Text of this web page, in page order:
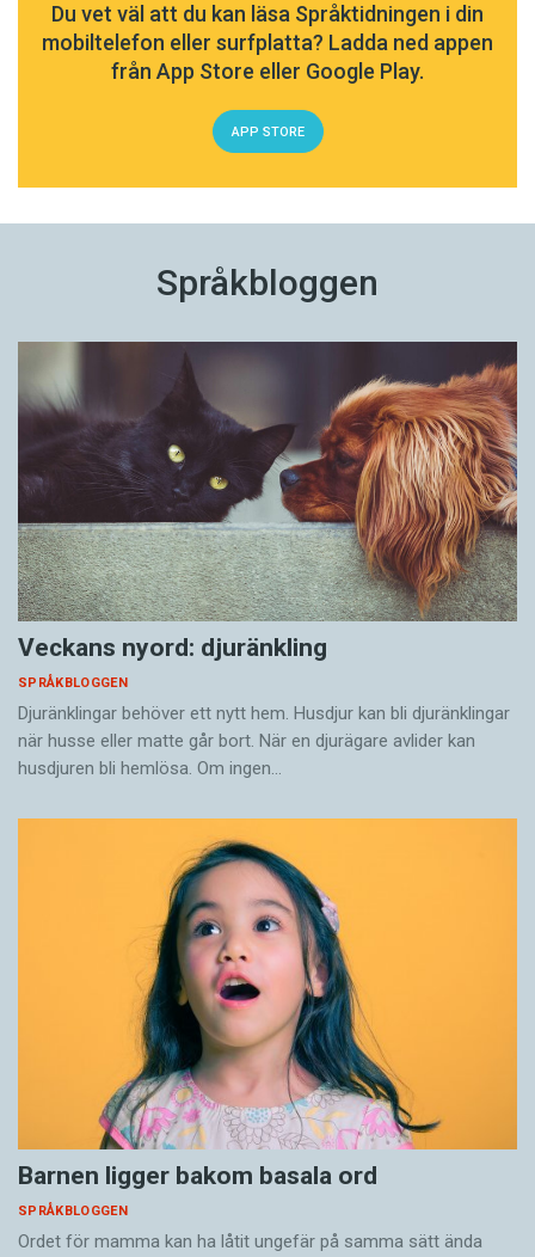
Du vet väl att du kan läsa Språktidningen i din
mobiltelefon eller surfplatta? Ladda ned appen
från App Store eller Google Play.
APP STORE
Språkbloggen
Veckans nyord: djuränkling
SPRÅKBLOGGEN
Djuränklingar behöver ett nytt hem. Husdjur kan bli djuränklingar
när husse eller matte går bort. När en djurägare avlider kan
husdjuren bli hemlösa. Om ingen…
Barnen ligger bakom basala ord
SPRÅKBLOGGEN
Ordet för mamma kan ha låtit ungefär på samma sätt ända